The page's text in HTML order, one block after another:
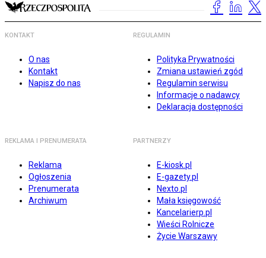
KONTAKT
O nas
Kontakt
Napisz do nas
REGULAMIN
Polityka Prywatności
Zmiana ustawień zgód
Regulamin serwisu
Informacje o nadawcy
Deklaracja dostępności
REKLAMA I PRENUMERATA
Reklama
Ogłoszenia
Prenumerata
Archiwum
PARTNERZY
E-kiosk.pl
E-gazety.pl
Nexto.pl
Mała księgowość
Kancelarierp.pl
Wieści Rolnicze
Życie Warszawy